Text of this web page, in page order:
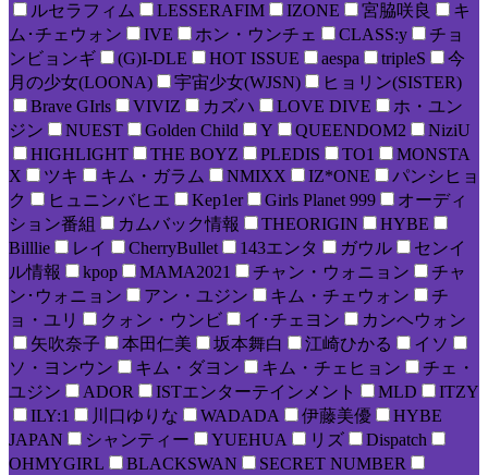
ルセラフィム LESSERAFIM IZONE 宮脇咲良
キ
ム･チェウォン
IVE ホン・ウンチェ CLASS:y
チョ
ンビョンギ
(G)I-DLE HOT ISSUE aespa tripleS
今
月の少女(LOONA)
宇宙少女(WJSN)
ヒョリン(SISTER)
Brave GIrls
VIVIZ カズハ LOVE DIVE
ホ・ユン
ジン
NUEST Golden Child Y QUEENDOM2
NiziU
HIGHLIGHT
THE BOYZ PLEDIS TO1
MONSTA
X
ツキ キム・ガラム NMIXX IZ*ONE
パンシヒョ
ク
ヒュニンバヒエ Kep1er Girls Planet 999
オーディ
ション番組
カムバック情報 THEORIGIN
HYBE
Billlie
レイ CherryBullet 143エンタ ガウル
センイ
ル情報
kpop MAMA2021 チャン・ウォニョン
チャ
ン･ウォニョン
アン・ユジン キム・チェウォン
チ
ョ・ユリ
クォン・ウンビ イ･チェヨン
カンヘウォン
矢吹奈子
本田仁美 坂本舞白 江崎ひかる
イソ
ソ・ヨンウン
キム・ダヨン キム・チェヒョン
チェ・
ユジン
ADOR ISTエンターテインメント MLD
ITZY
ILY:1
川口ゆりな WADADA 伊藤美優
HYBE
JAPAN
シャンティー YUEHUA リズ
Dispatch
OHMYGIRL
BLACKSWAN
SECRET NUMBER